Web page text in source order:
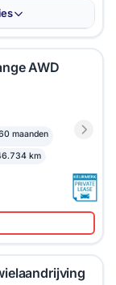
AWD
maanden
km